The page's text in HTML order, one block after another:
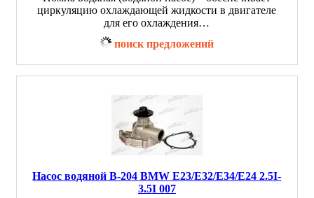
циркуляцию охлаждающей жидкости в двигателе
для его охлаждения…
поиск предложений
Насос водяной B-204 BMW E23/E32/E34/E24 2.5I-
3.5I 007